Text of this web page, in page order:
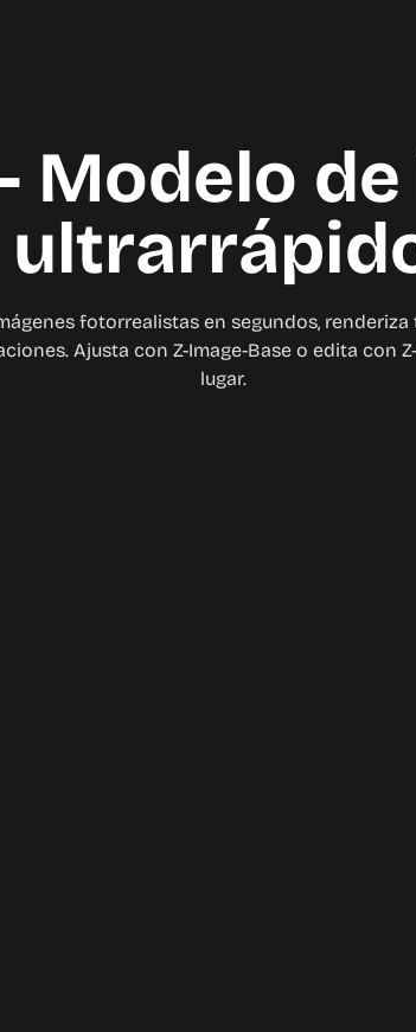
Modelo
fotorrealistas en segundos,
Ajusta con Z-Image-Base o edita con
lugar.